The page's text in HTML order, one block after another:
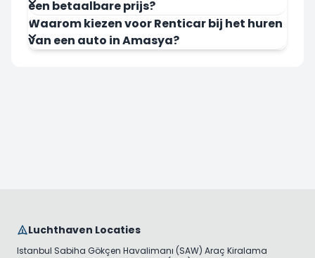
een betaalbare prijs?
Waarom kiezen voor Renticar bij het huren
van een auto in Amasya?
Luchthaven Locaties
Istanbul Sabiha Gökçen Havalimanı (SAW) Araç Kiralama